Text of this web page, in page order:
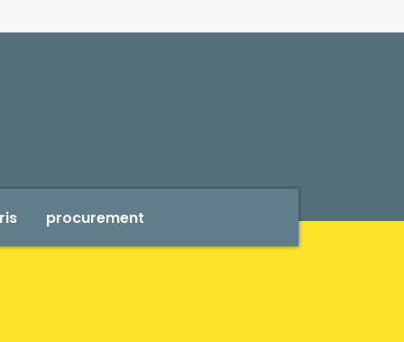
procurement